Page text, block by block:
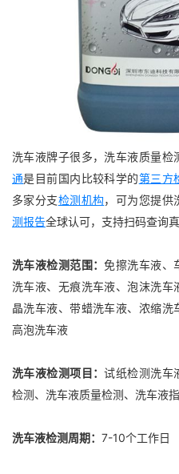
洗车液牌子很多，洗车液质量检
通是目前国内比较科学的第三方
多家分支检测机构，可为您提供
测报告全球认可，支持扫码查询真
洗车液检测范围：免擦洗车液、
洗车液、无痕洗车液、泡沫洗
晶洗车液、带蜡洗车液、浓缩洗
高泡洗车液
洗车液检测项目：试纸检测洗车
检测、洗车液质量检测、洗车液
洗车液检测周期： 7-10个工作日